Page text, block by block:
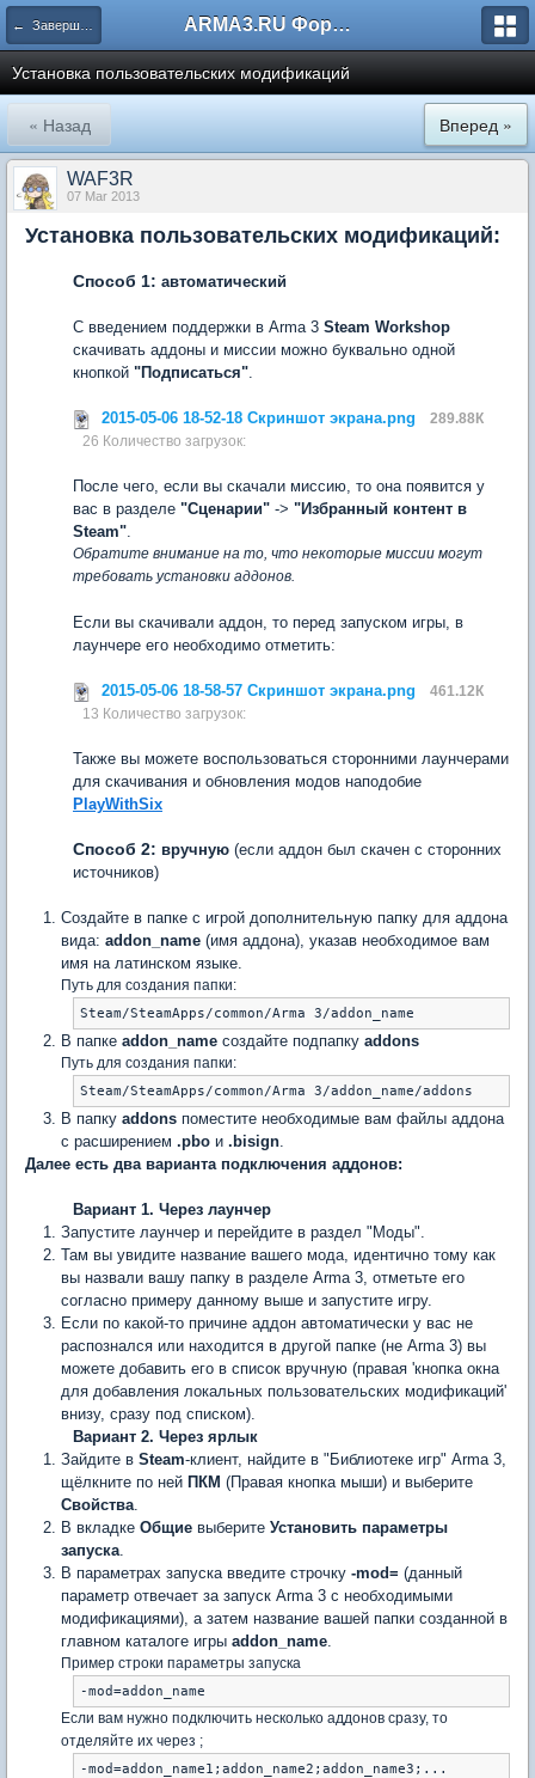
← Завершённые ARMA3.RU Форум
Установка пользовательских модификаций
« Назад Вперед »
WAF3R
07 Mar 2013
Установка пользовательских модификаций:
Способ 1: автоматический
С введением поддержки в Arma 3 Steam Workshop
скачивать аддоны и миссии можно буквально одной
кнопкой "Подписаться".
2015-05-06 18-52-18 Скриншот экрана.png
289.88К
26 Количество загрузок:
После чего, если вы скачали миссию, то она появится у
вас в разделе "Сценарии" -> "Избранный контент в
Steam".
Обратите внимание на то, что некоторые миссии могут
требовать установки аддонов.
Если вы скачивали аддон, то перед запуском игры, в
лаунчере его необходимо отметить:
2015-05-06 18-58-57 Скриншот экрана.png
461.12К
13 Количество загрузок:
Также вы можете воспользоваться сторонними лаунчерами
для скачивания и обновления модов наподобие
PlayWithSix
Способ 2: вручную (если аддон был скачен с сторонних
источников)
Создайте в папке с игрой дополнительную папку для аддона
вида: addon_name (имя аддона), указав необходимое вам
имя на латинском языке.
Путь для создания папки:
Steam/SteamApps/common/Arma 3/addon_name
В папке addon_name создайте подпапку addons
Путь для создания папки:
Steam/SteamApps/common/Arma 3/addon_name/addons
В папку addons поместите необходимые вам файлы аддона
с расширением .pbo и .bisign.
Далее есть два варианта подключения аддонов:
Вариант 1. Через лаунчер
Запустите лаунчер и перейдите в раздел "Моды".
Там вы увидите название вашего мода, идентично тому как
вы назвали вашу папку в разделе Arma 3, отметьте его
согласно примеру данному выше и запустите игру.
Если по какой-то причине аддон автоматически у вас не
распознался или находится в другой папке (не Arma 3) вы
можете добавить его в список вручную (правая 'кнопка окна
для добавления локальных пользовательских модификаций'
внизу, сразу под списком).
Вариант 2. Через ярлык
Зайдите в Steam-клиент, найдите в "Библиотеке игр" Arma 3,
щёлкните по ней ПКМ (Правая кнопка мыши) и выберите
Свойства.
В вкладке Общие выберите Установить параметры
запуска.
В параметрах запуска введите строчку -mod= (данный
параметр отвечает за запуск Arma 3 с необходимыми
модификациями), а затем название вашей папки созданной в
главном каталоге игры addon_name.
Пример строки параметры запуска
-mod=addon_name
Если вам нужно подключить несколько аддонов сразу, то
отделяйте их через ;
-mod=addon_name1;addon_name2;addon_name3;...